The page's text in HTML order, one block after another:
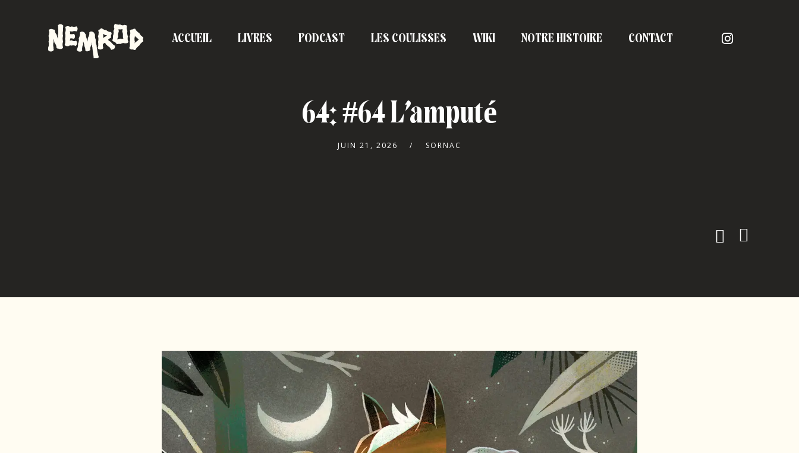
ACCUEIL LIVRES PODCAST LES COULISSES WIKI NOTRE HISTOIRE CONTACT
64: #64 L’amputé
JUIN 21, 2026 SORNAC